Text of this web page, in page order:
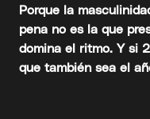
Porque la
pena no es la que
domina el ritmo. Y si
que también sea el